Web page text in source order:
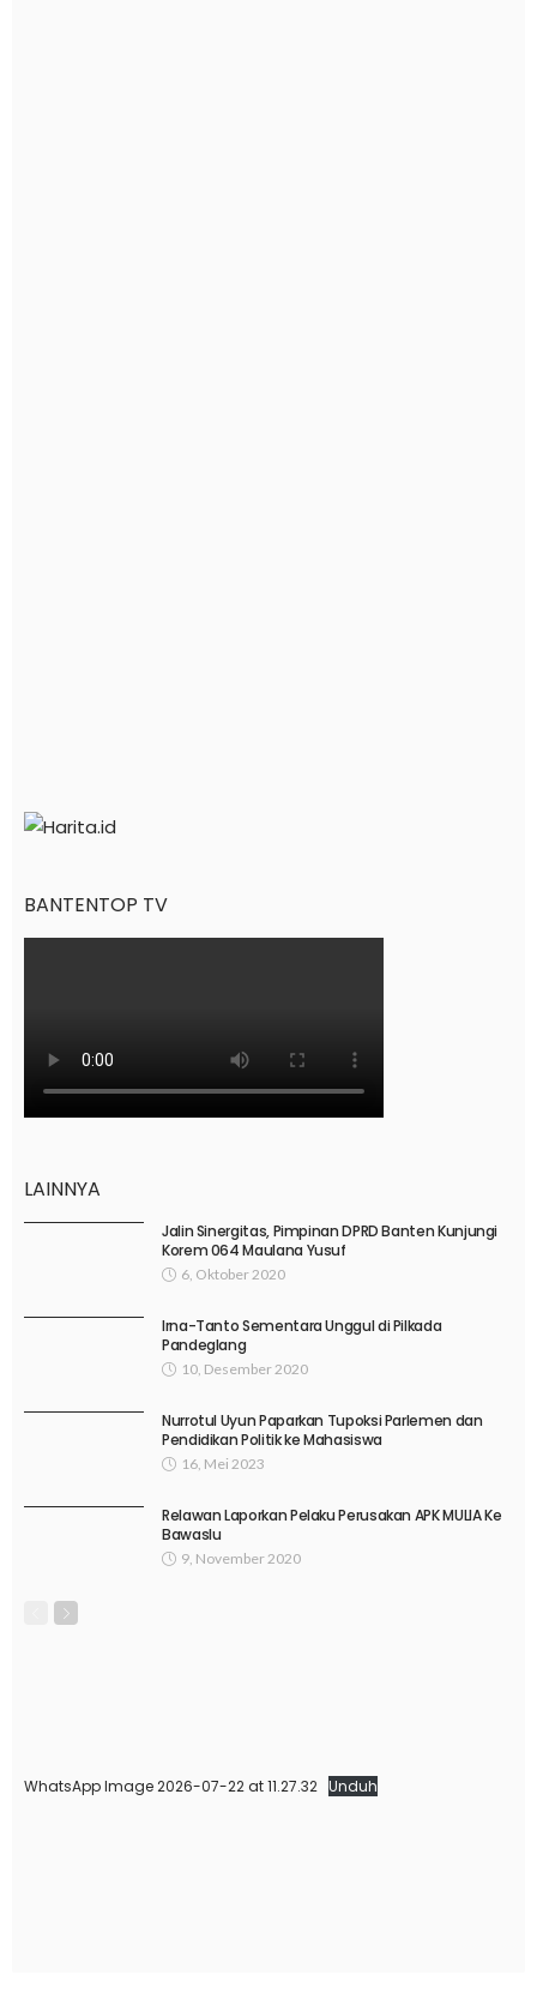
BANTENTOP TV
LAINNYA
Jalin Sinergitas, Pimpinan DPRD Banten Kunjungi
Korem 064 Maulana Yusuf
6, Oktober 2020
Irna-Tanto Sementara Unggul di Pilkada
Pandeglang
10, Desember 2020
Nurrotul Uyun Paparkan Tupoksi Parlemen dan
Pendidikan Politik ke Mahasiswa
16, Mei 2023
Relawan Laporkan Pelaku Perusakan APK MULIA Ke
Bawaslu
9, November 2020
WhatsApp Image 2026-07-22 at 11.27.32 Unduh